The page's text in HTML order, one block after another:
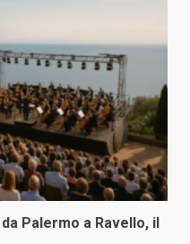
Palermo a Ravello, il